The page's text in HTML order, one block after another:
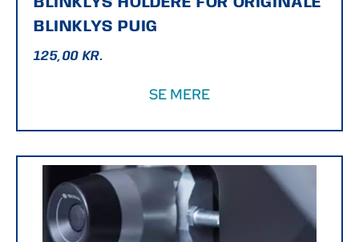
BLINKLYS PUIG
125,00 KR.
SE MERE